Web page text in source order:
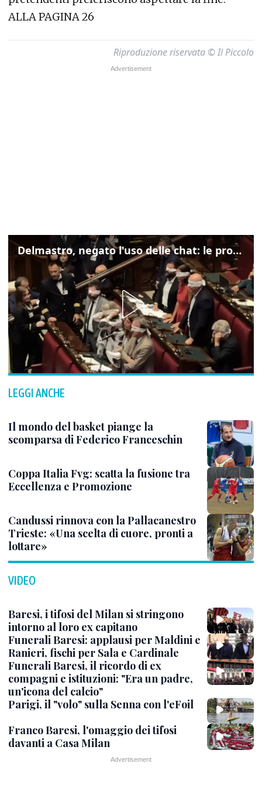
ALLA PAGINA 26
Riproduzione riservata © Il Piccolo
Delmastro, negato l'uso delle chat: le proteste di Avs e M5s
LEGGI ANCHE
Il mondo del basket piange la
scomparsa di Federico Franceschin
Coppa Italia Fvg: scatta la fusione tra
Eccellenza e Promozione
Candussi rinnova con la Pallacanestro
Trieste: «Una scelta di cuore, pronti a
lottare»
VIDEO
Baresi, i tifosi del Milan si stringono
intorno al loro ex capitano
Funerali Baresi: applausi per Maldini e
Ranieri, fischi per Sala e Cardinale
Funerali Baresi, il ricordo di ex
compagni e istituzioni: "Era un padre,
un'icona del calcio"
Parigi, il "volo" sulla Senna con l'eFoil
Franco Baresi, l'omaggio dei tifosi
davanti a Casa Milan